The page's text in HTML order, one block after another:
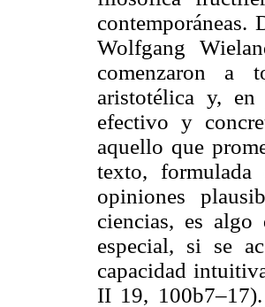
Wolfgang
comenzaron a
aristotélica y, en
efectivo y
aquello que
texto,
opiniones
ciencias, es
especial, si se
capacidad
II 19,